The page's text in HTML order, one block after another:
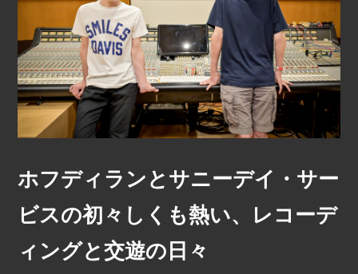
ホフディランとサニーデイ・サー
ビスの初々しくも熱い、レコーデ
ィングと交遊の日々